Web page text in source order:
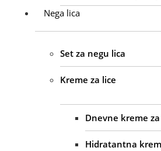
Nega lica
Set za negu lica
Kreme za lice
Dnevne kreme
Hidratantna